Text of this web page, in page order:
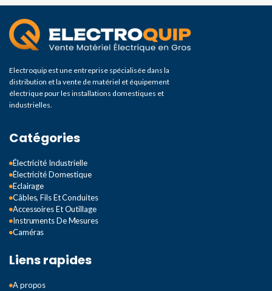
Electroquip est une entreprise spécialisée dans la
distribution et la vente de matériel et équipement
électrique pour les installations domestiques et
industrielles.
Catégories
Électricité Industrielle
Électricité Domestique
Eclairage
Câbles, Fils Et Conduites
Accessoires Et Outillage
Instruments De Mesures
Caméras
Liens rapides
A propos